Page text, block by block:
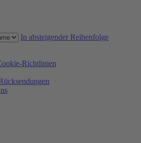
In absteigender Reihenfolge
Richtlinien